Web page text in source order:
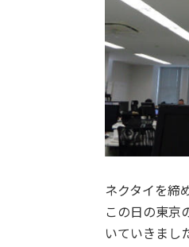
ネクタイを締
この日の東京
いていきまし